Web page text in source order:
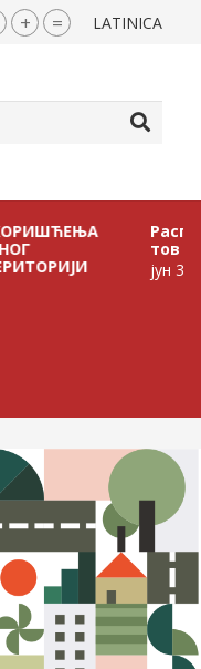
+ = LATINICA
Расписан
јун 30, 2026